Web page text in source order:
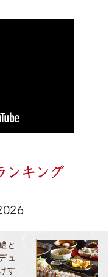
ンキング
2026
と
ュ
す